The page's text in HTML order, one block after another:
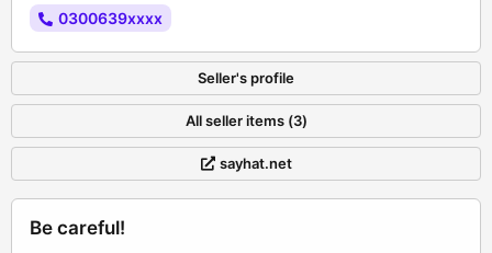
0300639xxxx
Seller's profile
All seller items (3)
sayhat.net
Be careful!